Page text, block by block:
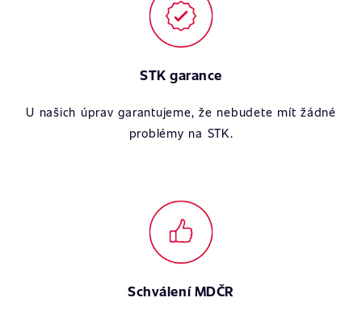
STK garance
U našich úprav garantujeme, že nebudete mít žádné
problémy na STK.
Schválení MDČR